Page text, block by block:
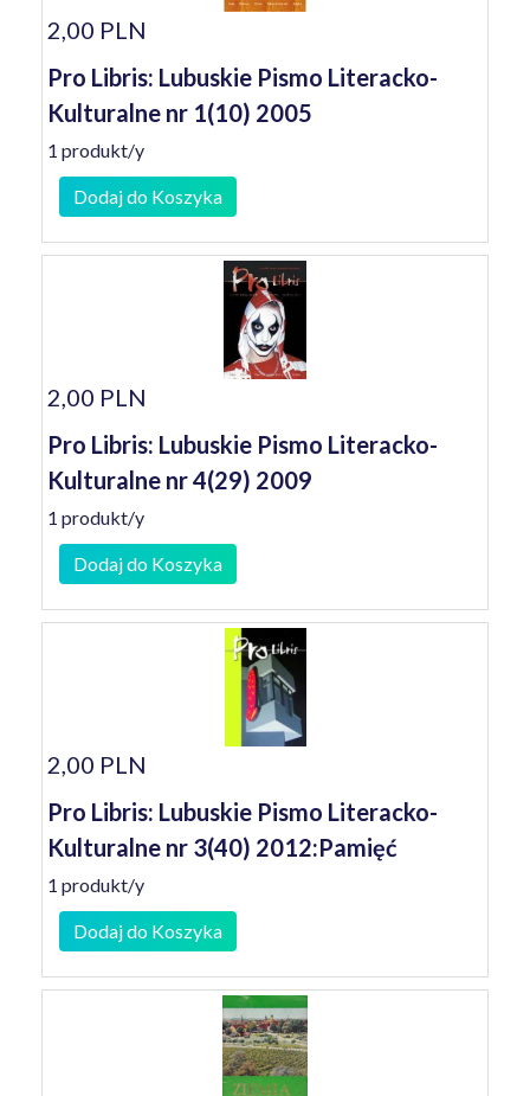
2,00 PLN
Pro Libris: Lubuskie Pismo Literacko-
Kulturalne nr 1(10) 2005
1 produkt/y
Dodaj do Koszyka
2,00 PLN
Pro Libris: Lubuskie Pismo Literacko-
Kulturalne nr 4(29) 2009
1 produkt/y
Dodaj do Koszyka
2,00 PLN
Pro Libris: Lubuskie Pismo Literacko-
Kulturalne nr 3(40) 2012:Pamięć
1 produkt/y
Dodaj do Koszyka